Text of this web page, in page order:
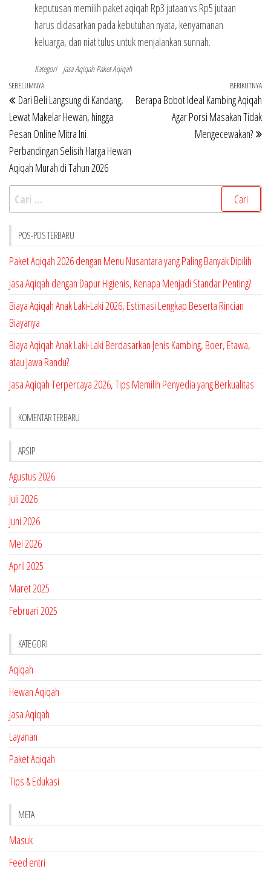
keputusan memilih paket aqiqah Rp3 jutaan vs Rp5 jutaan
harus didasarkan pada kebutuhan nyata, kenyamanan
keluarga, dan niat tulus untuk menjalankan sunnah.
Kategori Jasa Aqiqah Paket Aqiqah
Navigasi
pos
Pos
Sebelumnya
SEBELUMNYA
Dari Beli Langsung di Kandang,
Lewat Makelar Hewan, hingga
Pesan Online Mitra Ini
Perbandingan Selisih Harga Hewan
Aqiqah Murah di Tahun 2026
BERIKUTNYA
Berapa Bobot Ideal Kambing Aqiqah
Agar Porsi Masakan Tidak
Mengecewakan?
Cari
untuk:
POS-POS TERBARU
Paket Aqiqah 2026 dengan Menu Nusantara yang Paling Banyak Dipilih
Jasa Aqiqah dengan Dapur Higienis, Kenapa Menjadi Standar Penting?
Biaya Aqiqah Anak Laki-Laki 2026, Estimasi Lengkap Beserta Rincian
Biayanya
Biaya Aqiqah Anak Laki-Laki Berdasarkan Jenis Kambing, Boer, Etawa,
atau Jawa Randu?
Jasa Aqiqah Terpercaya 2026, Tips Memilih Penyedia yang Berkualitas
KOMENTAR TERBARU
ARSIP
Agustus 2026
Juli 2026
Juni 2026
Mei 2026
April 2025
Maret 2025
Februari 2025
KATEGORI
Aqiqah
Hewan Aqiqah
Jasa Aqiqah
Layanan
Paket Aqiqah
Tips & Edukasi
META
Masuk
Feed entri